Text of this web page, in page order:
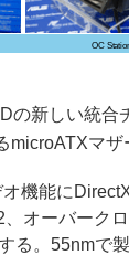
OC
の新しい統合
microATXマザ
機能に
オーバーク
る。55nmで